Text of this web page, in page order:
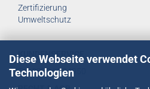
Diese Webseite verwendet
Technologien
Zertifizierung
Umweltschutz
KUNDENSERVICE
Tel:02734 284950